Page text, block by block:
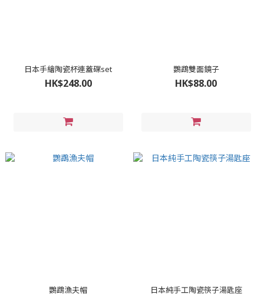
日本手繪陶瓷杯連蓋碟set
HK$248.00
鸚鵡雙面鏡子
HK$88.00
鸚鵡漁夫帽 日本純手工陶瓷筷子湯匙座